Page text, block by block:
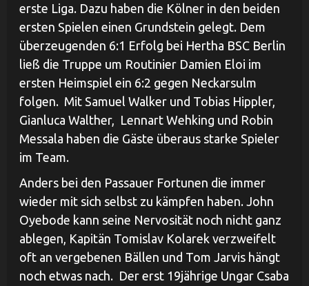
erste Liga. Dazu haben die Kölner in den beiden
ersten Spielen einen Grundstein gelegt. Dem
überzeugenden 6:1 Erfolg bei Hertha BSC Berlin
ließ die Truppe um Routinier Damien Eloi im
ersten Heimspiel ein 6:2 gegen Neckarsulm
folgen. Mit Samuel Walker und Tobias Hippler,
Gianluca Walther, Lennart Wehking und Robin
Messala haben die Gäste überaus starke Spieler
im Team.
Anders bei den Passauer Fortunen die immer
wieder mit sich selbst zu kämpfen haben. John
Oyebode kann seine Nervosität noch nicht ganz
ablegen, Kapitän Tomislav Kolarek verzweifelt
oft an vergebenen Bällen und Tom Jarvis hängt
noch etwas nach. Der erst 19jährige Ungar Csaba